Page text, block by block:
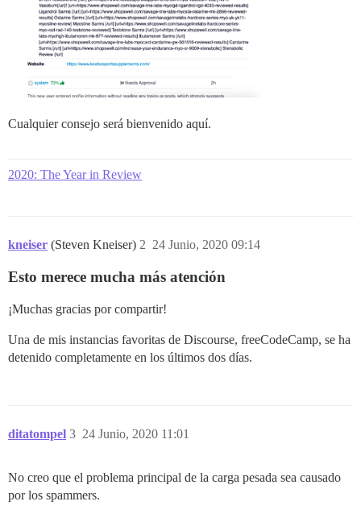
Cualquier consejo será bienvenido aquí.
2020: The Year in Review
kneiser (Steven Kneiser) 24 Junio, 2020 09:14
2
Esto merece mucha más atención
¡Muchas gracias por compartir!
Una de mis instancias favoritas de Discourse, freeCodeCamp, se ha
detenido completamente en los últimos dos días.
ditatompel 24 Junio, 2020 11:01
3
No creo que el problema principal de la carga pesada sea causado
por los spammers.